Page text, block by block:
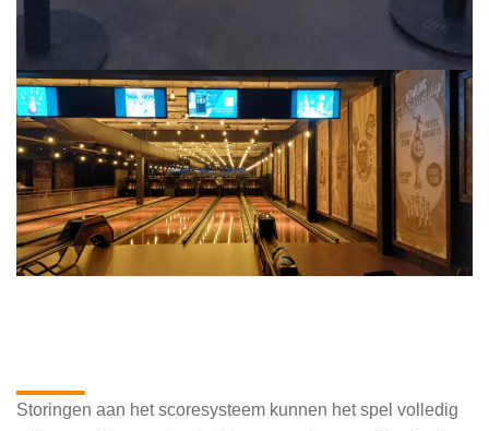
Storingen aan het scoresysteem kunnen het spel volledig